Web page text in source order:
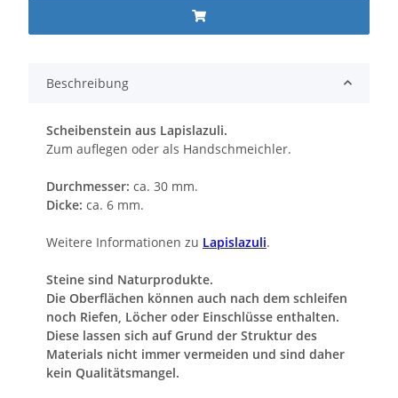
Beschreibung
Scheibenstein aus Lapislazuli.
Zum auflegen oder als Handschmeichler.
Durchmesser: ca. 30 mm.
Dicke: ca. 6 mm.
Weitere Informationen zu Lapislazuli.
Steine sind Naturprodukte.
Die Oberflächen können auch nach dem schleifen
noch Riefen, Löcher oder Einschlüsse enthalten.
Diese lassen sich auf Grund der Struktur des
Materials nicht immer vermeiden und sind daher
kein Qualitätsmangel.